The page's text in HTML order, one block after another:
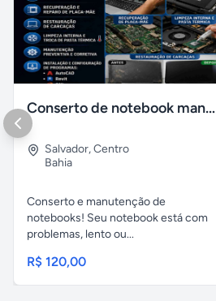
Conserto de notebook manutenção e prevenção
Salvador,Centro
Bahia
Conserto e manutenção de
notebooks! Seu notebook está com
problemas, lento ou...
R$ 120,00